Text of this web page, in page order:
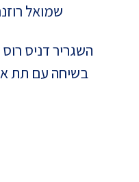
שמואל
השגריר דניס
בשיחה עם תת